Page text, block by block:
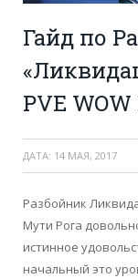
Гайд по
PVE
ДАТА: 14 МАЯ, 2017
Разбойник
Мути Рога
истинное
начальный это